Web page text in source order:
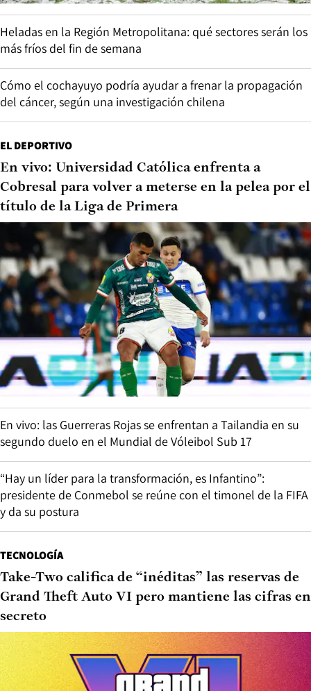
Heladas en la Región Metropolitana: qué sectores serán los
más fríos del fin de semana
Cómo el cochayuyo podría ayudar a frenar la propagación
del cáncer, según una investigación chilena
EL DEPORTIVO
En vivo: Universidad Católica enfrenta a
Cobresal para volver a meterse en la pelea por el
título de la Liga de Primera
En vivo: las Guerreras Rojas se enfrentan a Tailandia en su
segundo duelo en el Mundial de Vóleibol Sub 17
“Hay un líder para la transformación, es Infantino”:
presidente de Conmebol se reúne con el timonel de la FIFA
y da su postura
TECNOLOGÍA
Take-Two califica de “inéditas” las reservas de
Grand Theft Auto VI pero mantiene las cifras en
secreto